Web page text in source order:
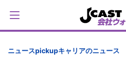
ニュースpickupキャリアのニュース